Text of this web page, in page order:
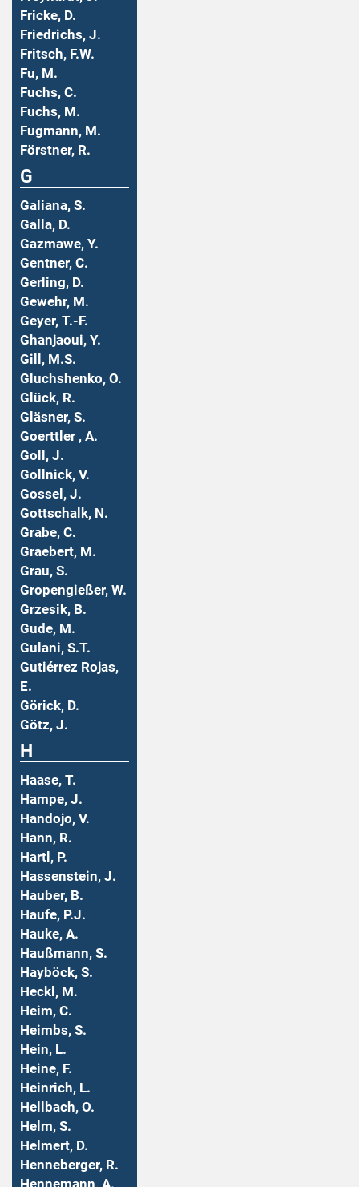
Fricke, D.
Friedrichs, J.
Fritsch, F.W.
Fu, M.
Fuchs, C.
Fuchs, M.
Fugmann, M.
Förstner, R.
G
Galiana, S.
Galla, D.
Gazmawe, Y.
Gentner, C.
Gerling, D.
Gewehr, M.
Geyer, T.-F.
Ghanjaoui, Y.
Gill, M.S.
Gluchshenko, O.
Glück, R.
Gläsner, S.
Goerttler , A.
Goll, J.
Gollnick, V.
Gossel, J.
Gottschalk, N.
Grabe, C.
Graebert, M.
Grau, S.
Gropengießer, W.
Grzesik, B.
Gude, M.
Gulani, S.T.
Gutiérrez Rojas,
E.
Görick, D.
Götz, J.
H
Haase, T.
Hampe, J.
Handojo, V.
Hann, R.
Hartl, P.
Hassenstein, J.
Hauber, B.
Haufe, P.J.
Hauke, A.
Haußmann, S.
Hayböck, S.
Heckl, M.
Heim, C.
Heimbs, S.
Hein, L.
Heine, F.
Heinrich, L.
Hellbach, O.
Helm, S.
Helmert, D.
Henneberger, R.
Hennemann, A.